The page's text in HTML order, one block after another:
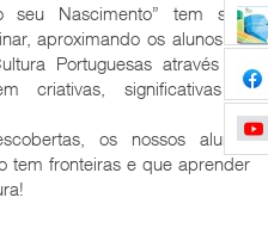
seu Nascimento” tem sido
aproximando os alunos da
Portuguesas através de
criativas, significativas e
os nossos alunos
tem fronteiras e que aprender